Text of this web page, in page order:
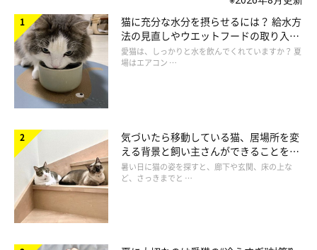
ポイント③ 年齢によって健康診断の頻度を
猫に充分な水分を摂らせるには？ 給水方
法の見直しやウエットフードの取り入れ
方を解説
愛猫は、しっかりと水を飲んでくれていますか？ 夏
場はエアコン …
気づいたら移動している猫、居場所を変
える背景と飼い主さんができることを獣
医師が解説
暑い日に猫の姿を探すと、廊下や玄関、床の上な
ど、さっきまでと …